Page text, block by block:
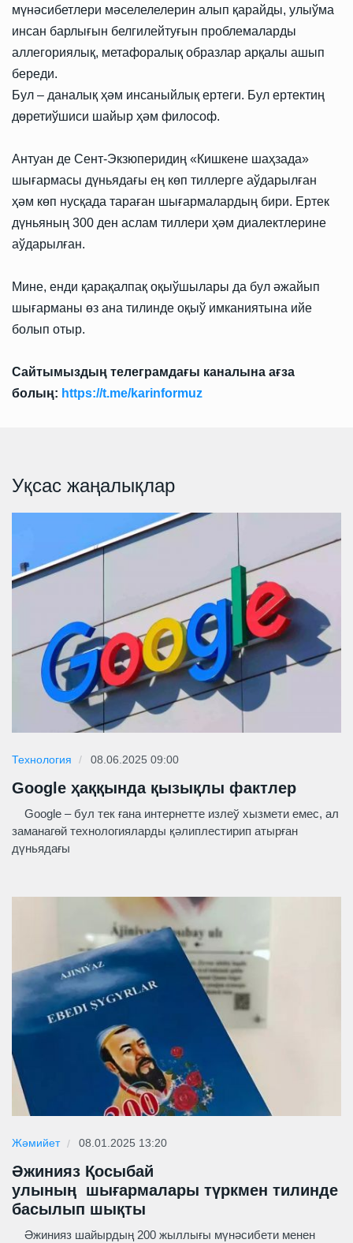
мүнәсибетлери мәселелелерин алып қарайды, улыўма
инсан барлығын белгилейтуғын проблемаларды
аллегориялық, метафоралық образлар арқалы ашып
береди.
Бул – даналық ҳәм инсаныйлық ертеги. Бул ертектиң
дөретиўшиси шайыр ҳәм философ.
Антуан де Сент-Экзюперидиң «Кишкене шаҳзада»
шығармасы дүньядағы ең көп тиллерге аўдарылған
ҳәм көп нусқада тараған шығармалардың бири. Ертек
дүньяның 300 ден аслам тиллери ҳәм диалектлерине
аўдарылған.
Мине, енди қарақалпақ оқыўшылары да бул әжайып
шығарманы өз ана тилинде оқыў имканиятына ийе
болып отыр.
Сайтымыздың телеграмдағы каналына ағза
болың: https://t.me/karinformuz
Уқсас жаңалықлар
Технология 08.06.2025 09:00
Google ҳаққында қызықлы фактлер
Google – бул тек ғана интернетте излеў хызмети емес, ал
заманагөй технологияларды қәлиплестирип атырған
дүньядағы
Жәмийет 08.01.2025 13:20
Әжинияз Қосыбай
улының шығармалары түркмен тилинде
басылып шықты
Әжинияз шайырдың 200 жыллығы мүнәсибети менен